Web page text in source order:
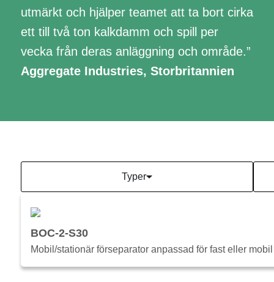
utmärkt och hjälper teamet att ta bort cirka
ett till två ton kalkdamm och spill per
vecka från deras anläggning och område.”
Aggregate Industries, Storbritannien
Typer
BOC-2-S30
Mobil/stationär förseparator anpassad för fast eller